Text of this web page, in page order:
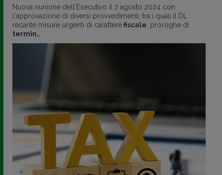
Nuova riunione dell'Esecutivo il 7 agosto 2024 con
l'approvazione di diversi provvedimenti, tra i quali il DL
recante misure urgenti di caratterefiscale , proroghe di
termin..